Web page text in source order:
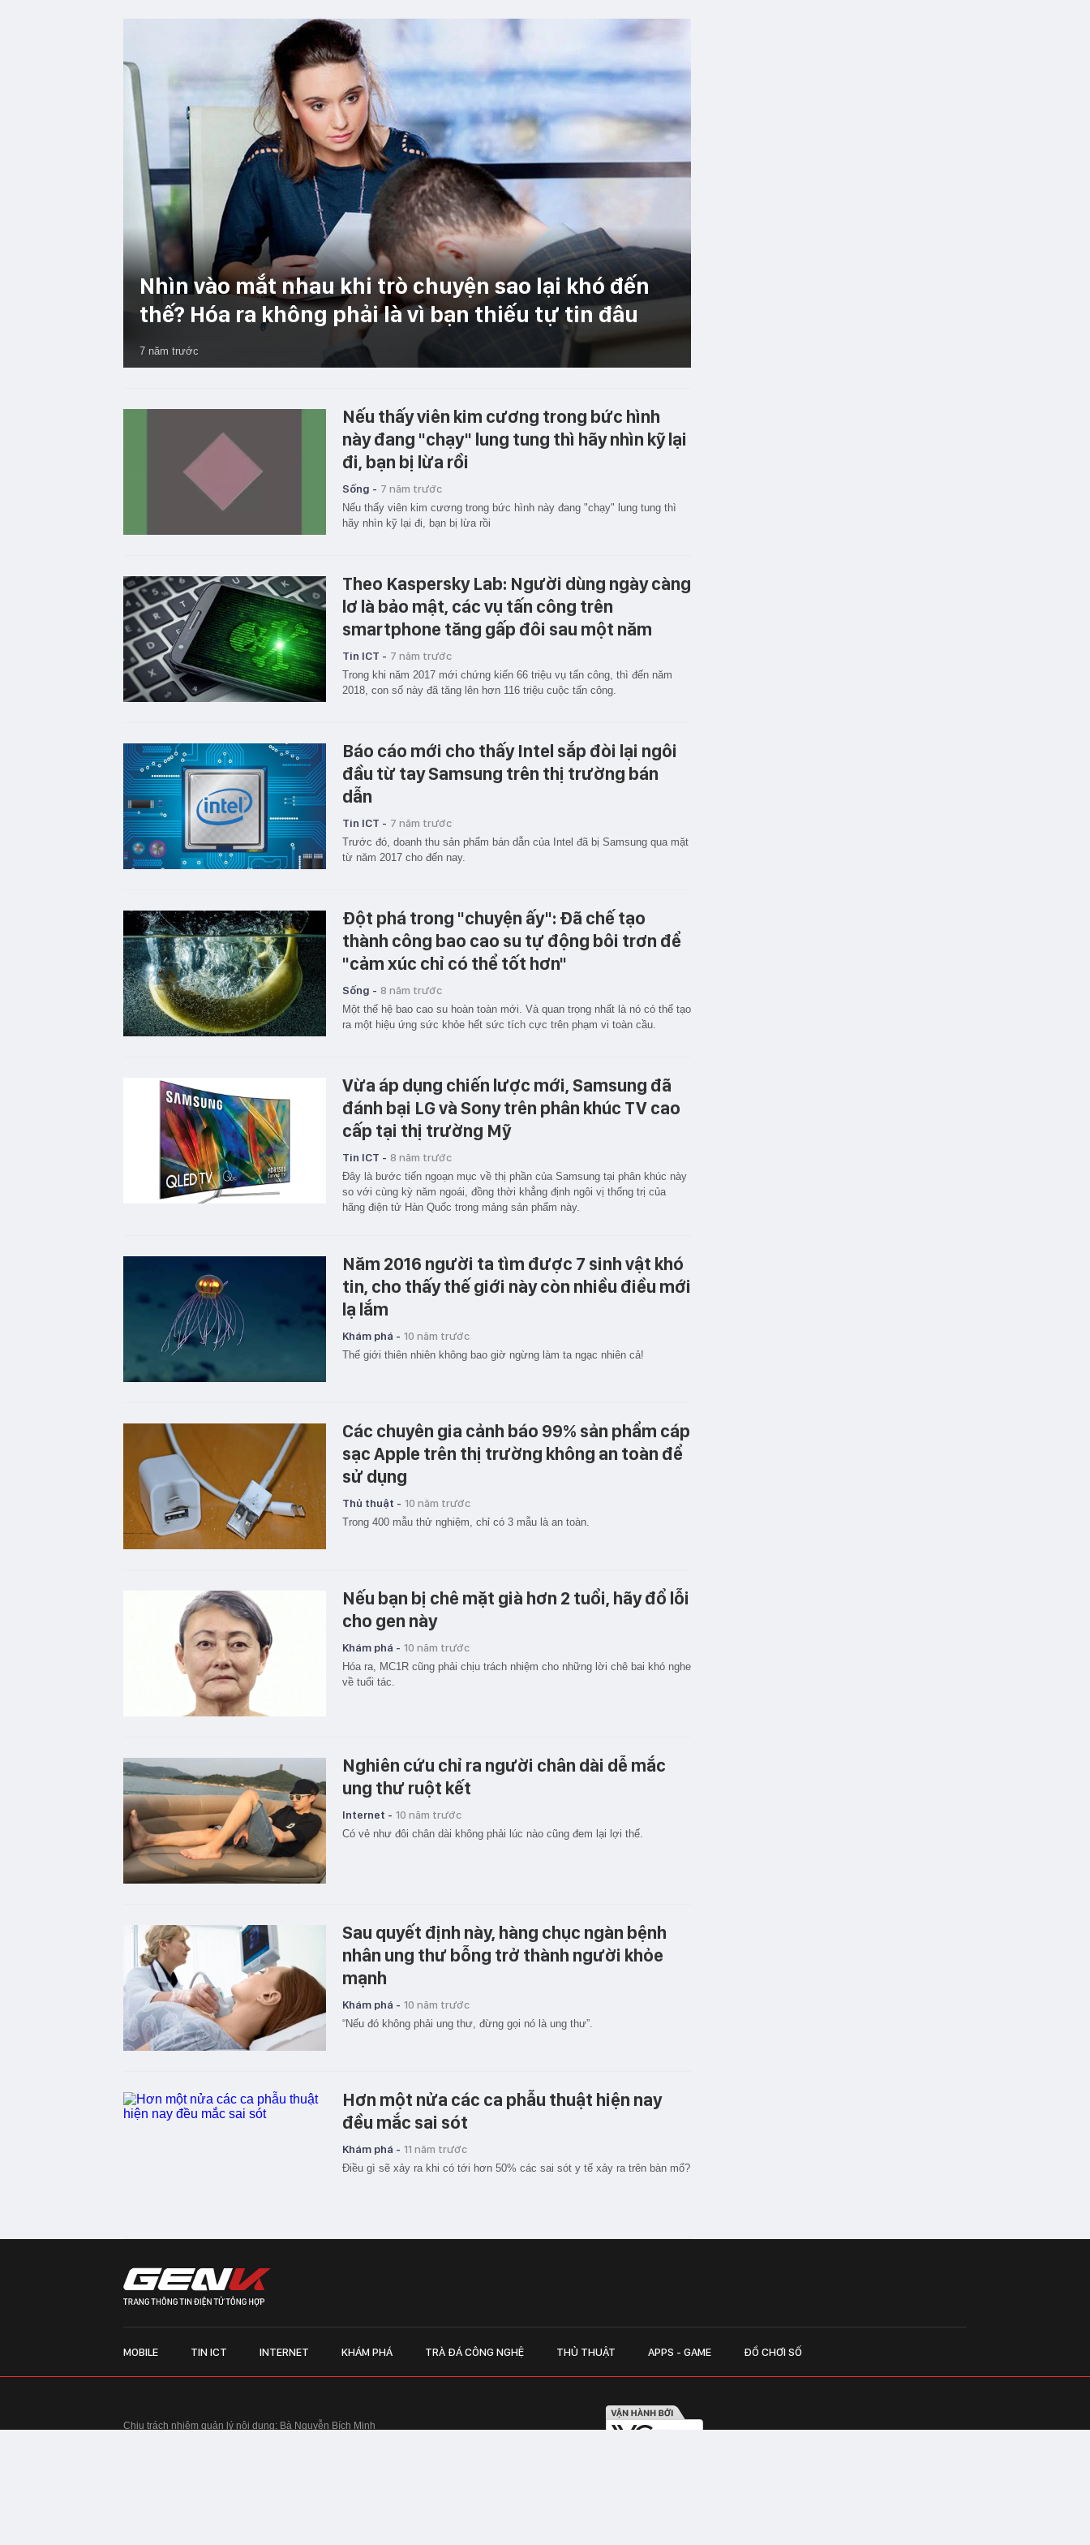
Nhìn vào mắt nhau khi trò chuyện sao lại khó đến
thế? Hóa ra không phải là vì bạn thiếu tự tin đâu
7 năm trước
Nếu thấy viên kim cương trong bức hình
này đang "chạy" lung tung thì hãy nhìn kỹ lại
đi, bạn bị lừa rồi
Sống - 7 năm trước
Nếu thấy viên kim cương trong bức hình này đang "chạy" lung tung thì
hãy nhìn kỹ lại đi, bạn bị lừa rồi
Theo Kaspersky Lab: Người dùng ngày càng
lơ là bảo mật, các vụ tấn công trên
smartphone tăng gấp đôi sau một năm
Tin ICT - 7 năm trước
Trong khi năm 2017 mới chứng kiến 66 triệu vụ tấn công, thì đến năm
2018, con số này đã tăng lên hơn 116 triệu cuộc tấn công.
Báo cáo mới cho thấy Intel sắp đòi lại ngôi
đầu từ tay Samsung trên thị trường bán
dẫn
Tin ICT - 7 năm trước
Trước đó, doanh thu sản phẩm bán dẫn của Intel đã bị Samsung qua mặt
từ năm 2017 cho đến nay.
Đột phá trong "chuyện ấy": Đã chế tạo
thành công bao cao su tự động bôi trơn để
"cảm xúc chỉ có thể tốt hơn"
Sống - 8 năm trước
Một thế hệ bao cao su hoàn toàn mới. Và quan trọng nhất là nó có thể tạo
ra một hiệu ứng sức khỏe hết sức tích cực trên phạm vi toàn cầu.
Vừa áp dụng chiến lược mới, Samsung đã
đánh bại LG và Sony trên phân khúc TV cao
cấp tại thị trường Mỹ
Tin ICT - 8 năm trước
Đây là bước tiến ngoạn mục về thị phần của Samsung tại phân khúc này
so với cùng kỳ năm ngoái, đồng thời khẳng định ngôi vị thống trị của
hãng điện tử Hàn Quốc trong mảng sản phẩm này.
Năm 2016 người ta tìm được 7 sinh vật khó
tin, cho thấy thế giới này còn nhiều điều mới
lạ lắm
Khám phá - 10 năm trước
Thế giới thiên nhiên không bao giờ ngừng làm ta ngạc nhiên cả!
Các chuyên gia cảnh báo 99% sản phẩm cáp
sạc Apple trên thị trường không an toàn để
sử dụng
Thủ thuật - 10 năm trước
Trong 400 mẫu thử nghiệm, chỉ có 3 mẫu là an toàn.
Nếu bạn bị chê mặt già hơn 2 tuổi, hãy đổ lỗi
cho gen này
Khám phá - 10 năm trước
Hóa ra, MC1R cũng phải chịu trách nhiệm cho những lời chê bai khó nghe
về tuổi tác.
Nghiên cứu chỉ ra người chân dài dễ mắc
ung thư ruột kết
Internet - 10 năm trước
Có vẻ như đôi chân dài không phải lúc nào cũng đem lại lợi thế.
Sau quyết định này, hàng chục ngàn bệnh
nhân ung thư bỗng trở thành người khỏe
mạnh
Khám phá - 10 năm trước
“Nếu đó không phải ung thư, đừng gọi nó là ung thư”.
Hơn một nửa các ca phẫu thuật hiện nay
đều mắc sai sót
Khám phá - 11 năm trước
Điều gì sẽ xảy ra khi có tới hơn 50% các sai sót y tế xảy ra trên bàn mổ?
MOBILE TIN ICT INTERNET KHÁM PHÁ TRÀ ĐÁ CÔNG NGHỆ THỦ THUẬT APPS - GAME ĐỒ CHƠI SỐ
Chịu trách nhiệm quản lý nội dung: Bà Nguyễn Bích Minh